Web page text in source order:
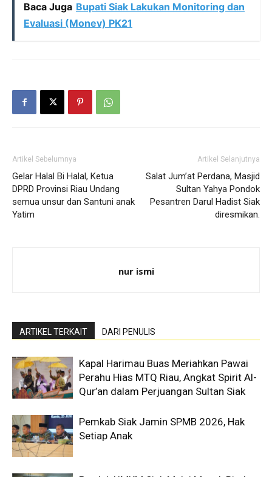
Baca Juga Bupati Siak Lakukan Monitoring dan
Evaluasi (Monev) PK21
Artikel Sebelumnya
Gelar Halal Bi Halal, Ketua
DPRD Provinsi Riau Undang
semua unsur dan Santuni anak
Yatim
Artikel Selanjutnya
Salat Jum’at Perdana, Masjid
Sultan Yahya Pondok
Pesantren Darul Hadist Siak
diresmikan.
nur ismi
ARTIKEL TERKAIT DARI PENULIS
Kapal Harimau Buas Meriahkan Pawai
Perahu Hias MTQ Riau, Angkat Spirit Al-
Qur’an dalam Perjuangan Sultan Siak
Pemkab Siak Jamin SPMB 2026, Hak
Setiap Anak